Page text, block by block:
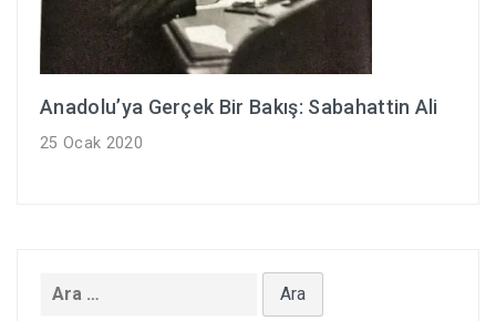
Anadolu’ya Gerçek Bir Bakış: Sabahattin Ali
25 Ocak 2020
Arama: